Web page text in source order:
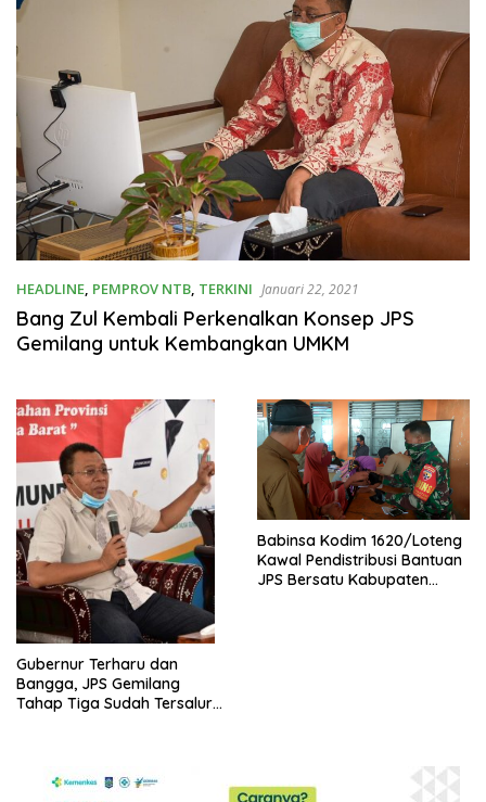
HEADLINE, PEMPROV NTB, TERKINI Januari 22, 2021
Bang Zul Kembali Perkenalkan Konsep JPS
Gemilang untuk Kembangkan UMKM
Gubernur Terharu dan
Bangga, JPS Gemilang
Tahap Tiga Sudah Tersalur
Babinsa Kodim 1620/Loteng
Kawal Pendistribusi Bantuan
JPS Bersatu Kabupaten